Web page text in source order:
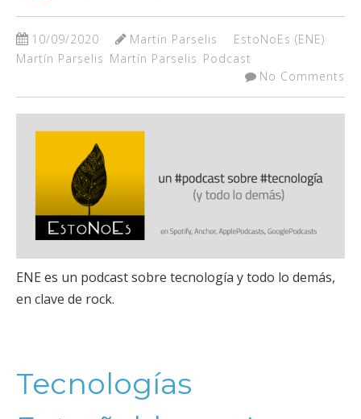
10/09/2020 Martín Parselis
EstoNoEs (ENE)
Martín Parselis Martín Parselis Podcast
No Comments
ENE es un podcast sobre tecnología y todo lo demás,
en clave de rock.
Tecnologías